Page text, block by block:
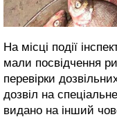
На місці події
мали посвідчення
перевірки
дозвіл на
видано на інший